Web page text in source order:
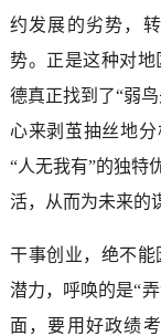
约发展的劣势，
势。正是这种对
德真正找到了“弱
心来剥茧抽丝地分
“人无我有”的独特
活，从而为未来的
干事创业，绝不
潜力，呼唤的是“
面，要用好政绩